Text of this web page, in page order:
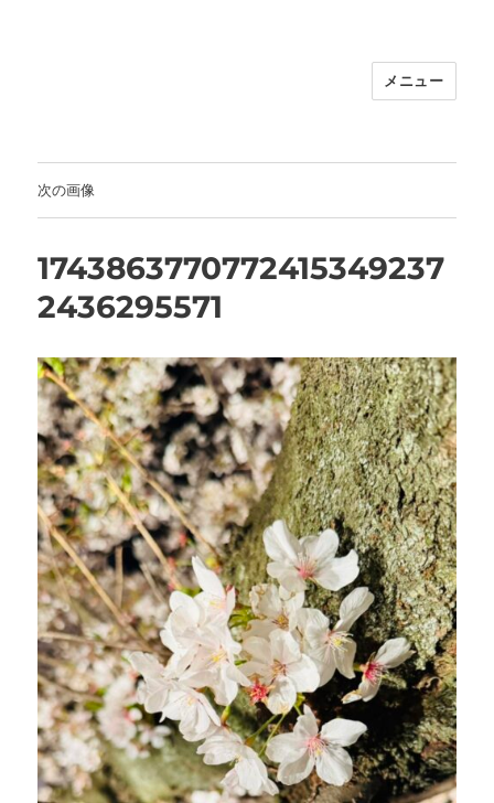
福岡｜天神/今泉/薬院の美容室｜moi
30代からの大人の本気ケアサロン｜オ
フィシャルサイト｜福岡天神エリアで
早朝7時から深夜24時まで営業｜天然
100％ハナヘナ｜湯シャン｜
メニュー
次の画像
1743863770772415349237
2436295571